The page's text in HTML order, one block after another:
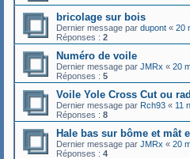
bricolage sur bois
Dernier message par dupont « 20
Réponses : 2
Numéro de voile
Dernier message par JMRx « 20
Réponses : 5
Voile Yole Cross Cut ou
Dernier message par Rch93 « 11
Réponses : 8
Hale bas sur bôme et mât
Dernier message par JMRx « 20
Réponses : 4